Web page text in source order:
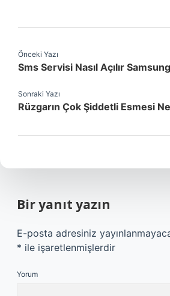
Önceki Yazı
Sms Servisi Nasıl Açılır Samsung
Sonraki Yazı
Rüzgarın Çok Şiddetli Esmesi
Bir yanıt yazın
E-posta adresiniz
* ile işaretlenmişlerdir
Yorum